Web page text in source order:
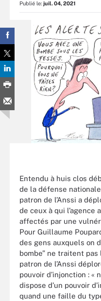
Publié le: juil. 04, 2021
Entendu à huis clos
de la défense
patron de l’Anssi a
de ceux à qui l’agence
affectés par une
Pour Guillaume
des gens auxquels on
bombe” ne traitent pas
patron de l’Anssi
pouvoir d’injonction : «
dispose d’un pouvoir
quand une faille du